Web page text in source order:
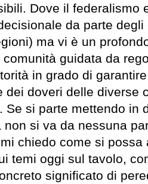
Dove il federalismo
da parte
ma vi è un
guidata da
in grado di
dei doveri delle diverse
Se si parte mettendo in
non si va da nessuna
chiedo come si possa
temi oggi sul tavolo,
significato di